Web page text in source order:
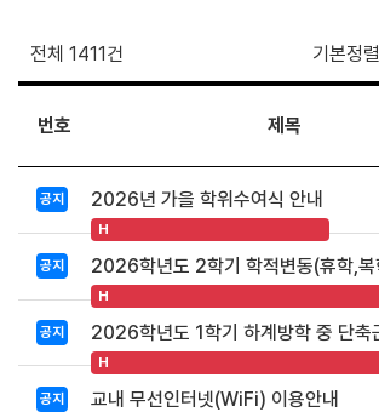
전체 1411건 기본정렬
번호 제목
공지 2026년 가을 학위수여식 안내
H
공지
H
공지
H
공지 교내 무선인터넷(WiFi) 이용안내